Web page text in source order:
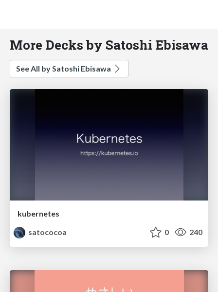
More Decks by Satoshi Ebisawa
See All by Satoshi Ebisawa
kubernetes
satococoa
0 240